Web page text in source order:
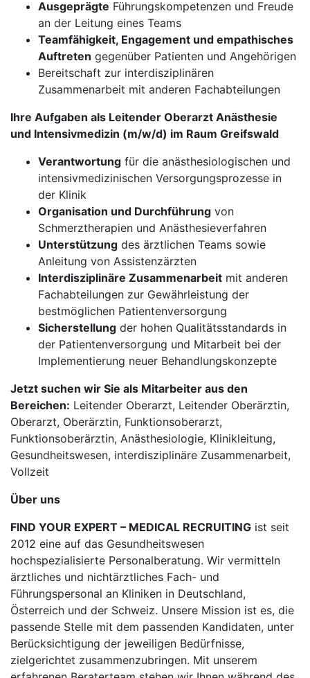
Ausgeprägte Führungskompetenzen und Freude
an der Leitung eines Teams
Teamfähigkeit, Engagement und empathisches
Auftreten gegenüber Patienten und Angehörigen
Bereitschaft zur interdisziplinären
Zusammenarbeit mit anderen Fachabteilungen
Ihre Aufgaben als Leitender Oberarzt Anästhesie
und Intensivmedizin (m/w/d) im Raum Greifswald
Verantwortung für die anästhesiologischen und
intensivmedizinischen Versorgungsprozesse in
der Klinik
Organisation und Durchführung von
Schmerztherapien und Anästhesieverfahren
Unterstützung des ärztlichen Teams sowie
Anleitung von Assistenzärzten
Interdisziplinäre Zusammenarbeit mit anderen
Fachabteilungen zur Gewährleistung der
bestmöglichen Patientenversorgung
Sicherstellung der hohen Qualitätsstandards in
der Patientenversorgung und Mitarbeit bei der
Implementierung neuer Behandlungskonzepte
Jetzt suchen wir Sie als Mitarbeiter aus den
Bereichen: Leitender Oberarzt, Leitender Oberärztin,
Oberarzt, Oberärztin, Funktionsoberarzt,
Funktionsoberärztin, Anästhesiologie, Klinikleitung,
Gesundheitswesen, interdisziplinäre Zusammenarbeit,
Vollzeit
Über uns
FIND YOUR EXPERT – MEDICAL RECRUITING ist seit
2012 eine auf das Gesundheitswesen
hochspezialisierte Personalberatung. Wir vermitteln
ärztliches und nichtärztliches Fach- und
Führungspersonal an Kliniken in Deutschland,
Österreich und der Schweiz. Unsere Mission ist es, die
passende Stelle mit dem passenden Kandidaten, unter
Berücksichtigung der jeweiligen Bedürfnisse,
zielgerichtet zusammenzubringen. Mit unserem